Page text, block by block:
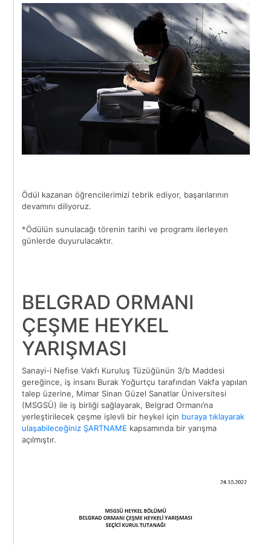
Ödül kazanan öğrencilerimizi tebrik ediyor, başarılarının
devamını diliyoruz.
*Ödülün sunulacağı törenin tarihi ve programı ilerleyen
günlerde duyurulacaktır.
BELGRAD ORMANI
ÇEŞME HEYKEL
YARIŞMASI
Sanayi-i Nefise Vakfı Kuruluş Tüzüğünün 3/b Maddesi
gereğince, iş insanı Burak Yoğurtçu tarafından Vakfa yapılan
talep üzerine, Mimar Sinan Güzel Sanatlar Üniversitesi
(MSGSÜ) ile iş birliği sağlayarak, Belgrad Ormanı’na
yerleştirilecek çeşme işlevli bir heykel için buraya tıklayarak
ulaşabileceğiniz ŞARTNAME kapsamında bir yarışma
açılmıştır.